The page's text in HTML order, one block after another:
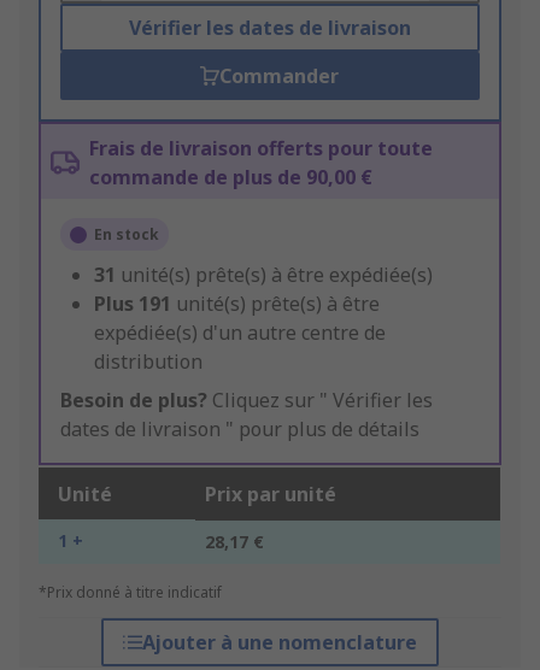
Vérifier les dates de livraison
Commander
Frais de livraison offerts pour toute
commande de plus de 90,00 €
En stock
31 unité(s) prête(s) à être expédiée(s)
Plus 191 unité(s) prête(s) à être
expédiée(s) d'un autre centre de
distribution
Besoin de plus? Cliquez sur " Vérifier les
dates de livraison " pour plus de détails
Unité Prix par unité
1 + 28,17 €
*Prix donné à titre indicatif
Ajouter à une nomenclature